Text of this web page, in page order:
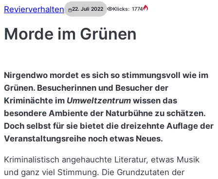
Revierverhalten 22. Juli 2022 Klicks: 1774
Morde im Grünen
Nirgendwo mordet es sich so stimmungsvoll wie im
Grünen. Besucherinnen und Besucher der
Kriminächte im Umweltzentrum wissen das
besondere Ambiente der Naturbühne zu schätzen.
Doch selbst für sie bietet die dreizehnte Auflage der
Veranstaltungsreihe noch etwas Neues.
Kriminalistisch angehauchte Literatur, etwas Musik
und ganz viel Stimmung. Die Grundzutaten der